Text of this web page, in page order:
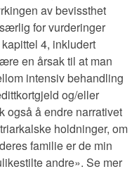
av bevissthet
for vurderinger
4, inkludert
en årsak til at man
intensiv behandling
og/eller
også å endre narrativet
holdninger, om
familie er de min
andre». Se mer